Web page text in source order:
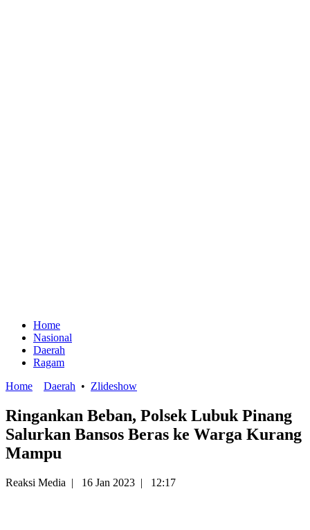
Home
Nasional
Daerah
Ragam
Home
Daerah • Zlideshow
Ringankan Beban, Polsek Lubuk Pinang
Salurkan Bansos Beras ke Warga Kurang
Mampu
Reaksi Media | 16 Jan 2023 | 12:17